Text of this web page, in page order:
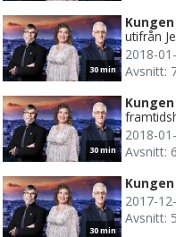
30 min
utifrån
2018-
Avsnitt:
30 min
2018-
Avsnitt: 6
30 min
2017-
Avsnitt: 5